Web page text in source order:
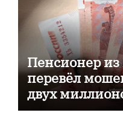
Пенсионер
перевёл
двух